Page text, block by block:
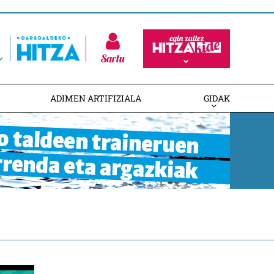
Sartu
ADIMEN ARTIFIZIALA GIDAK